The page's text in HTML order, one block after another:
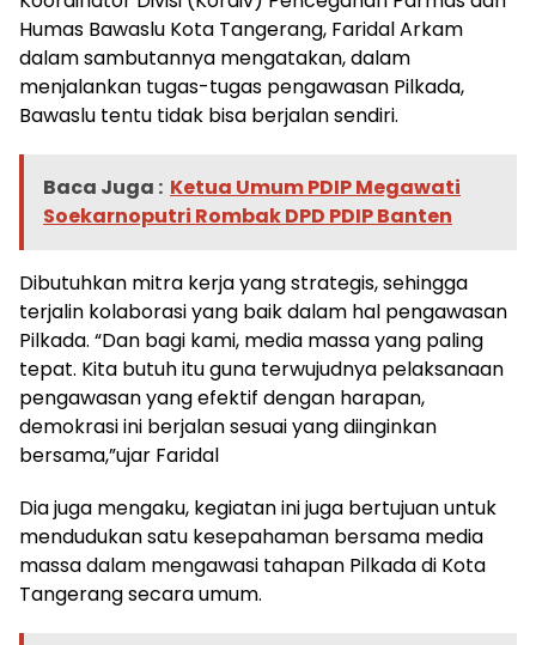
Humas Bawaslu Kota Tangerang, Faridal Arkam
dalam sambutannya mengatakan, dalam
menjalankan tugas-tugas pengawasan Pilkada,
Bawaslu tentu tidak bisa berjalan sendiri.
Baca Juga : Ketua Umum PDIP Megawati
Soekarnoputri Rombak DPD PDIP Banten
Dibutuhkan mitra kerja yang strategis, sehingga
terjalin kolaborasi yang baik dalam hal pengawasan
Pilkada. “Dan bagi kami, media massa yang paling
tepat. Kita butuh itu guna terwujudnya pelaksanaan
pengawasan yang efektif dengan harapan,
demokrasi ini berjalan sesuai yang diinginkan
bersama,”ujar Faridal
Dia juga mengaku, kegiatan ini juga bertujuan untuk
mendudukan satu kesepahaman bersama media
massa dalam mengawasi tahapan Pilkada di Kota
Tangerang secara umum.